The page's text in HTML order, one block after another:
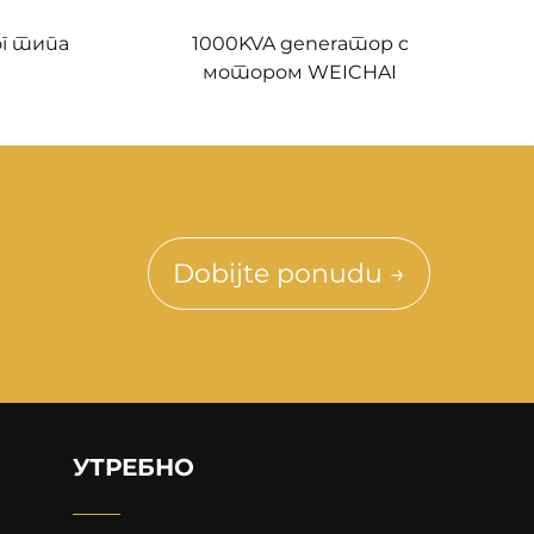
типа
1000KVA generатор с
мотором WEICHAI
Dobijte ponudu →
УТРЕБНО